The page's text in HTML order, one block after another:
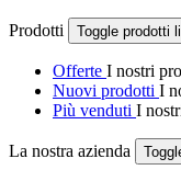
Prodotti Toggle prodotti
Offerte I nostri
Nuovi prodotti I
Più venduti I
La nostra azienda